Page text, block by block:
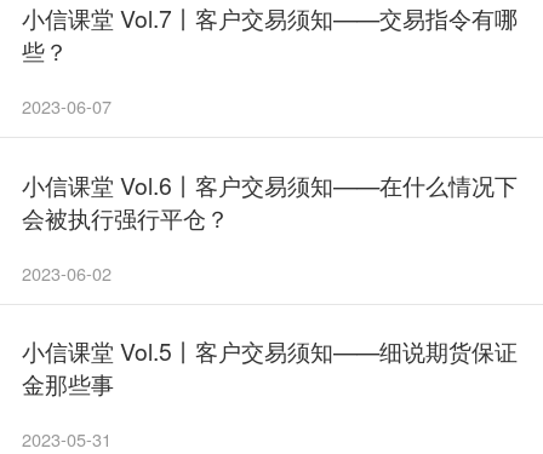
小信课堂 Vol.7丨客户交易须知——交易指令有哪
些？
2023-06-07
小信课堂 Vol.6丨客户交易须知——在什么情况下
会被执行强行平仓？
2023-06-02
小信课堂 Vol.5丨客户交易须知——细说期货保证
金那些事
2023-05-31